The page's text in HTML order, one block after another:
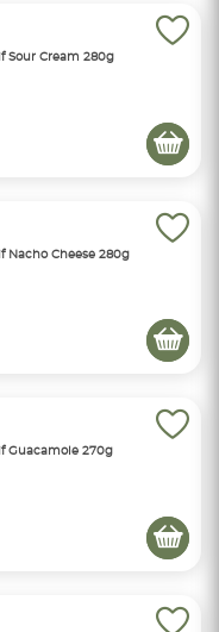
Sour Cream 280g
Nacho Cheese 280g
Guacamole 270g